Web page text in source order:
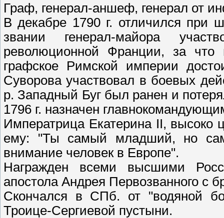
Граф, генерал-аншеф, генерал от
В декабре 1790 г. отличился при
звании генерал-майора
революционной Франции, за
графское Римской империи
Суворова участвовал в боевых
р. Западный Буг был ранен и
1796 г. назначен
Императрица Екатерина II, высоко
ему: "Ты самый младший, но
внимание человек в Европе".
Награжден всеми высшими
апостола Андрея Первозванного с
Скончался в СПб. от "водяной
Троице-Сергиевой пустыни.